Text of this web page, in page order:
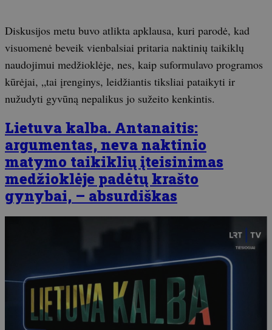
Diskusijos metu buvo atlikta apklausa, kuri parodė, kad
visuomenė beveik vienbalsiai pritaria naktinių taikiklų
naudojimui medžioklėje, nes, kaip suformulavo programos
kūrėjai, „tai įrenginys, leidžiantis tiksliai pataikyti ir
nužudyti gyvūną nepalikus jo sužeito kenkintis.
Lietuva kalba. Antanaitis:
argumentas, neva naktinio
matymo taikiklių įteisinimas
medžioklėje padėtų krašto
gynybai, – absurdiškas